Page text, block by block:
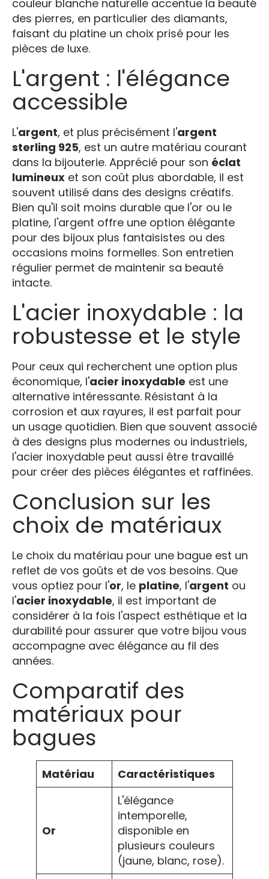
couleur blanche naturelle accentue la beauté
des pierres, en particulier des diamants,
faisant du platine un choix prisé pour les
pièces de luxe.
L'argent : l'élégance
accessible
L'argent, et plus précisément l'argent
sterling 925, est un autre matériau courant
dans la bijouterie. Apprécié pour son éclat
lumineux et son coût plus abordable, il est
souvent utilisé dans des designs créatifs.
Bien qu'il soit moins durable que l'or ou le
platine, l'argent offre une option élégante
pour des bijoux plus fantaisistes ou des
occasions moins formelles. Son entretien
régulier permet de maintenir sa beauté
intacte.
L'acier inoxydable : la
robustesse et le style
Pour ceux qui recherchent une option plus
économique, l'acier inoxydable est une
alternative intéressante. Résistant à la
corrosion et aux rayures, il est parfait pour
un usage quotidien. Bien que souvent associé
à des designs plus modernes ou industriels,
l'acier inoxydable peut aussi être travaillé
pour créer des pièces élégantes et raffinées.
Conclusion sur les
choix de matériaux
Le choix du matériau pour une bague est un
reflet de vos goûts et de vos besoins. Que
vous optiez pour l'or, le platine, l'argent ou
l'acier inoxydable, il est important de
considérer à la fois l'aspect esthétique et la
durabilité pour assurer que votre bijou vous
accompagne avec élégance au fil des
années.
Comparatif des
matériaux pour
bagues
Matériau Caractéristiques
Or
L'élégance
intemporelle,
disponible en
plusieurs couleurs
(jaune, blanc, rose).